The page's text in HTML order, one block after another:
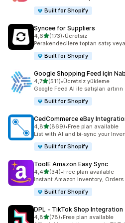
Built for Shopify
Syncee for Suppliers
4,65 yıldız üzerinden
(173)
toplam 173 değerlendirme
•Ücretsiz
Perakendecilere toptan satış
Built for Shopify
Google Shopping Feed için
4,75 yıldız üzerinden
(511)
toplam 511 değerlendirme
•Ücretsiz yükleme
Google Feed AI ile satışları artırın
Built for Shopify
CedCommerce eBay
4,85 yıldız üzerinden
(869)
toplam 869 değerlendirme
•Free plan available
List with AI and bi-sync your
Built for Shopify
ToolE Amazon Easy Sync
4,45 yıldız üzerinden
(34)
toplam 34 değerlendirme
•Free plan available
Instant Amazon inventory,
Built for Shopify
DPL ‑ TikTok Shop Integration
4,85 yıldız üzerinden
(78)
toplam 78 değerlendirme
•Free plan available